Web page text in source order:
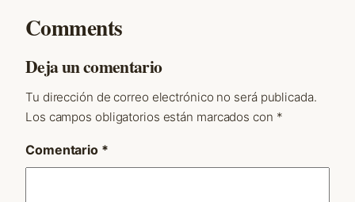
Comments
Deja un comentario
Tu dirección de correo electrónico no será publicada.
Los campos obligatorios están marcados con *
Comentario *